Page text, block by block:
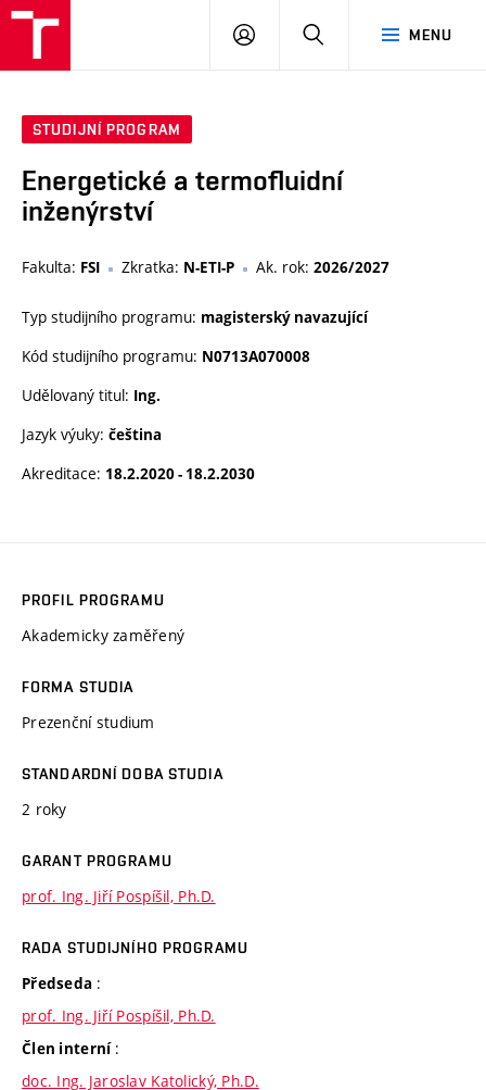
MENU
PŘIHLÁSIT
STUDIJNÍ PROGRAM
Energetické a termofluidní
inženýrství
Fakulta: FSI Zkratka: N-ETI-P Ak. rok: 2026/2027
Typ studijního programu: magisterský navazující
Kód studijního programu: N0713A070008
Udělovaný titul: Ing.
Jazyk výuky: čeština
Akreditace: 18.2.2020 - 18.2.2030
PROFIL PROGRAMU
Akademicky zaměřený
FORMA STUDIA
Prezenční studium
STANDARDNÍ DOBA STUDIA
2 roky
GARANT PROGRAMU
prof. Ing. Jiří Pospíšil, Ph.D.
RADA STUDIJNÍHO PROGRAMU
Předseda :
prof. Ing. Jiří Pospíšil, Ph.D.
Člen interní :
doc. Ing. Jaroslav Katolický, Ph.D.